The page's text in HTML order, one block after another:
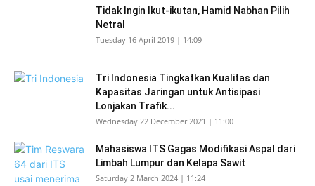
Tidak Ingin Ikut-ikutan, Hamid Nabhan Pilih
Netral
Tuesday 16 April 2019 | 14:09
Tri Indonesia Tingkatkan Kualitas dan
Kapasitas Jaringan untuk Antisipasi
Lonjakan Trafik...
Wednesday 22 December 2021 | 11:00
Mahasiswa ITS Gagas Modifikasi Aspal dari
Limbah Lumpur dan Kelapa Sawit
Saturday 2 March 2024 | 11:24